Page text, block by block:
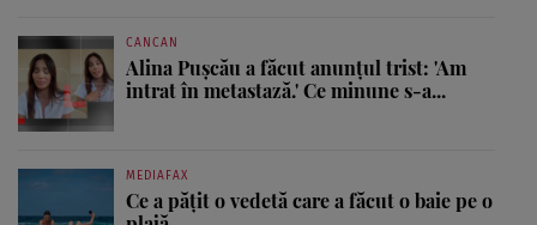
CANCAN
Alina Pușcău a făcut anunțul trist: 'Am
intrat în metastază.' Ce minune s-a...
MEDIAFAX
Ce a pățit o vedetă care a făcut o baie pe o